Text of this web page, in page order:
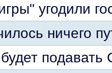
угодили
ничего
подавать